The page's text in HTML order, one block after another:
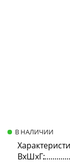
В НАЛИЧИИ
ВхШхГ: